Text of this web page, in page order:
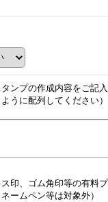
ンプの作成内容をご記
うに配列してください）
印、ゴム角印等の有料プ
ームペン等は対象外）